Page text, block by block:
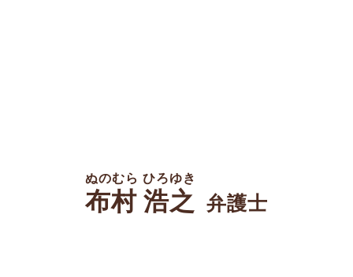
布村 浩之
ぬのむら ひろゆき
弁護士